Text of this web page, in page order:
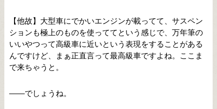
【他故】大型車にでかいエンジンが載ってて、サスペン
ションも極上のものを使っててという感じで、万年筆の
いいやつって高級車に近いという表現をすることがある
んですけど、まぁ正直言って最高級車ですよね。ここま
で来ちゃうと。
――でしょうね。